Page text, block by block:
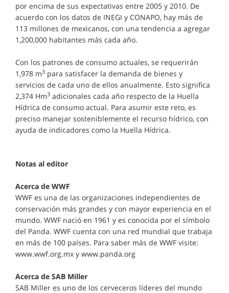
por encima de sus expectativas entre 2005 y 2010. De
acuerdo con los datos de INEGI y CONAPO, hay más de
113 millones de mexicanos, con una tendencia a agregar
1,200,000 habitantes más cada año.
Con los patrones de consumo actuales, se requerirán
1,978 m3 para satisfacer la demanda de bienes y
servicios de cada uno de ellos anualmente. Esto significa
2,374 Hm3 adicionales cada año respecto de la Huella
Hídrica de consumo actual. Para asumir este reto, es
preciso manejar sosteniblemente el recurso hídrico, con
ayuda de indicadores como la Huella Hídrica.
Notas al editor
Acerca de WWF
WWF es una de las organizaciones independientes de
conservación más grandes y con mayor experiencia en el
mundo. WWF nació en 1961 y es conocida por el símbolo
del Panda. WWF cuenta con una red mundial que trabaja
en más de 100 países. Para saber más de WWF visite:
www.wwf.org.mx y www.panda.org
Acerca de SAB Miller
SAB Miller es uno de los cerveceros líderes del mundo